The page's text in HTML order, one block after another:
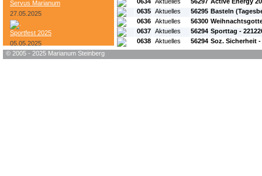
Servus Marianum
27.05.2025
Sportfest 2025
05.05.2025
0635 Aktuelles 56295 Basteln
0636 Aktuelles 56300
0637 Aktuelles 56294 Sporttag -
0638 Aktuelles 56294 Soz. Sicherheit -
© 2005 - 2025 Marianum Steinberg